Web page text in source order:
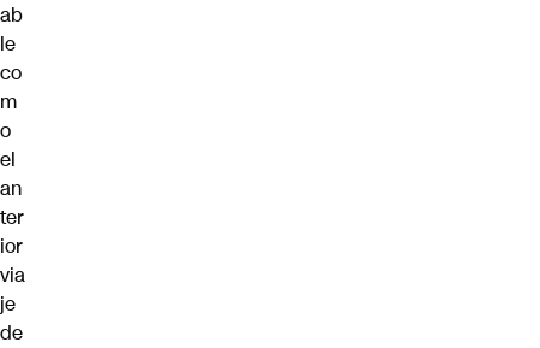
ab
le
co
m
o
el
an
ter
ior
via
je
de